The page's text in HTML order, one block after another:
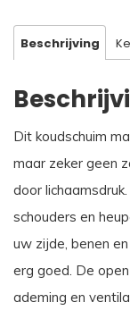
Beschrijving
Dit koudschuim
maar zeker geen
door
schouders en
uw zijde, benen
erg goed. De
ademing en